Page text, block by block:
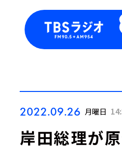
2022.09.26 月曜日
岸田総理が